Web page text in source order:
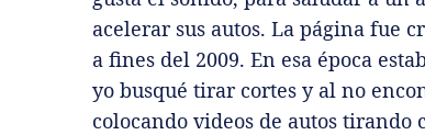
acelerar sus autos. La página fue
a fines del 2009. En esa época
yo busqué tirar cortes y al no
colocando videos de autos tirando